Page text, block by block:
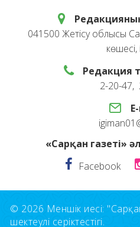
041500 Жетісу облысы
Редакция
2-20-47,
«Сарқан газеті»
Facebook
© 2026 Меншік иесі: "Сарқан
шектеулі серіктестігі.